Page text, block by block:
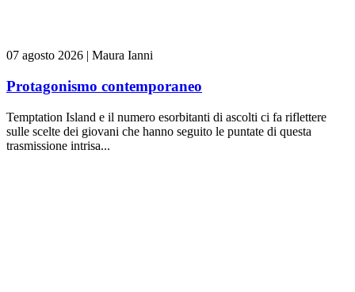
07 agosto 2026 | Maura Ianni
Protagonismo contemporaneo
Temptation Island e il numero esorbitanti di ascolti ci fa riflettere
sulle scelte dei giovani che hanno seguito le puntate di questa
trasmissione intrisa...